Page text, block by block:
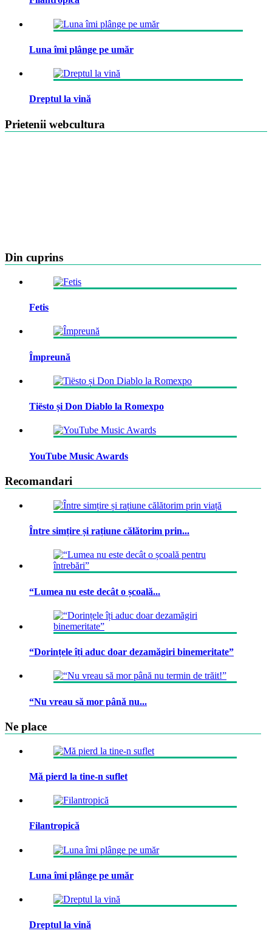
Luna îmi plânge pe umăr
Dreptul la vină
Prietenii webcultura
Din cuprins
Fetis
Împreună
Tiësto și Don Diablo la Romexpo
YouTube Music Awards
Recomandari
Între simțire și rațiune călătorim prin...
“Lumea nu este decât o școală...
“Dorințele îți aduc doar dezamăgiri binemeritate”
“Nu vreau să mor până nu...
Ne place
Mă pierd la tine-n suflet
Filantropică
Luna îmi plânge pe umăr
Dreptul la vină